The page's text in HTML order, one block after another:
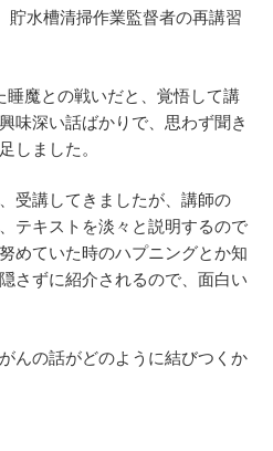
貯水槽清掃作業監督者の再講習
睡魔との戦いだと、覚悟して講
味深い話ばかりで、思わず聞き
しました。
受講してきましたが、講師の
テキストを淡々と説明するので
めていた時のハプニングとか知
さずに紹介されるので、面白い
んの話がどのように結びつくか